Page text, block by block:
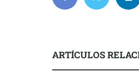
ARTÍCULOS